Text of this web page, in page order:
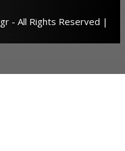
- All Rights Reserved |